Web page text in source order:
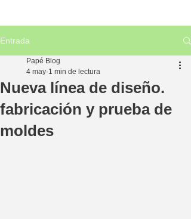
Entrada
Nueva línea de diseño.
fabricación y prueba de
moldes
Papé Blog
4 may 1 min de lectura